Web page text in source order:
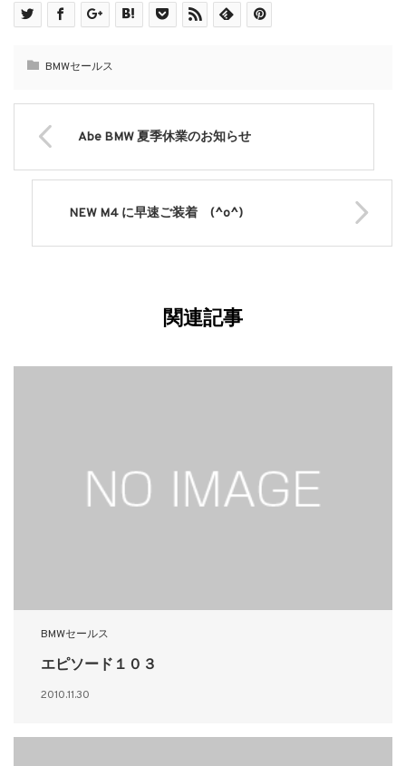
BMWセールス
Abe BMW 夏季休業のお知らせ
NEW M4 に早速ご装着 (^o^)
関連記事
BMWセールス
エピソード１０３
2010.11.30